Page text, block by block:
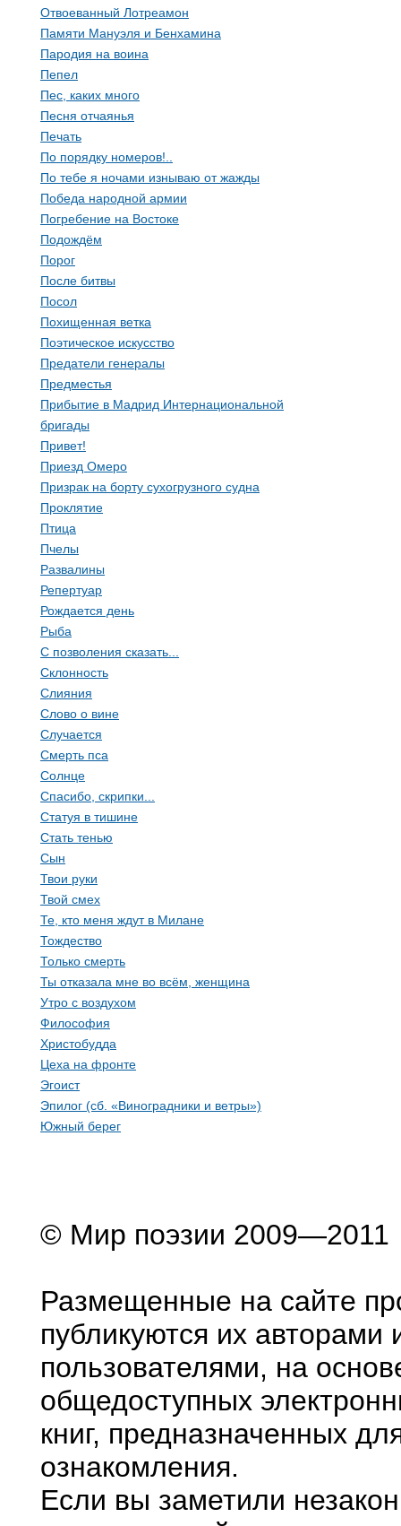
Отвоеванный Лотреамон
Памяти Мануэля и Бенхамина
Пародия на воина
Пепел
Пес, каких много
Песня отчаянья
Печать
По порядку номеров!..
По тебе я ночами изнываю от жажды
Победа народной армии
Погребение на Востоке
Подождём
Порог
После битвы
Посол
Похищенная ветка
Поэтическое искусство
Предатели генералы
Предместья
Прибытие в Мадрид Интернациональной
бригады
Привет!
Приезд Омеро
Призрак на борту сухогрузного судна
Проклятие
Птица
Пчелы
Развалины
Репертуар
Рождается день
Рыба
С позволения сказать...
Склонность
Слияния
Слово о вине
Случается
Смерть пса
Солнце
Спасибо, скрипки...
Статуя в тишине
Стать тенью
Сын
Твои руки
Твой смех
Те, кто меня ждут в Милане
Тождество
Только смерть
Ты отказала мне во всём, женщина
Утро с воздухом
Философия
Христобудда
Цеха на фронте
Эгоист
Эпилог (сб. «Виноградники и ветры»)
Южный берег
© Мир поэзии 2009—2011
Размещенные на сайте
публикуются их авторами
пользователями, на
общедоступных
книг, предназначенных
ознакомления.
Если вы заметили